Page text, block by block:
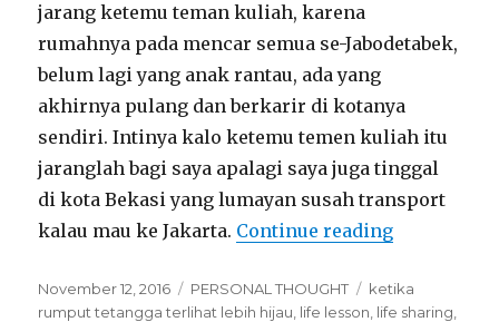
jarang ketemu teman kuliah, karena
rumahnya pada mencar semua se-Jabodetabek,
belum lagi yang anak rantau, ada yang
akhirnya pulang dan berkarir di kotanya
sendiri. Intinya kalo ketemu temen kuliah itu
jaranglah bagi saya apalagi saya juga tinggal
di kota Bekasi yang lumayan susah transport
kalau mau ke Jakarta. Continue reading“Ketika
Posted
on
November 12, 2016 Categories
PERSONAL THOUGHT Tags
ketika
rumput tetangga terlihat lebih hijau life lesson life sharing